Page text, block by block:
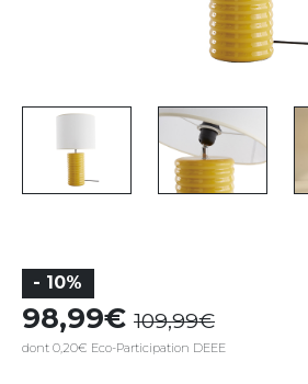
- 10%
98,99 109,99
dont 0,20€ Eco-Participation DEEE